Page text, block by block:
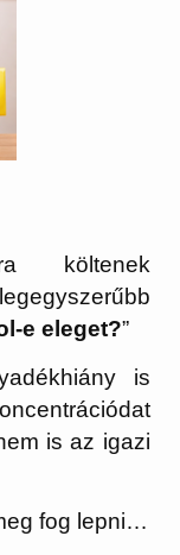
költenek
e eleget?”
is
is az igazi
fog lepni…